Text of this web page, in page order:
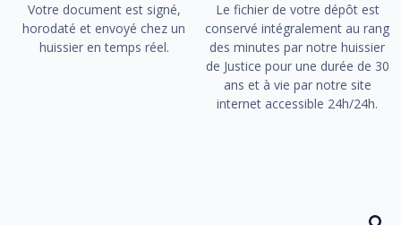
Votre document est signé,
horodaté et envoyé chez un
huissier en temps réel.
Le fichier de votre dépôt est
conservé intégralement au rang
des minutes par notre huissier
de Justice pour une durée de 30
ans et à vie par notre site
internet accessible 24h/24h.